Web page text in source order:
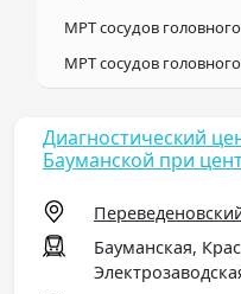
МРТ сосудов
МРТ сосудов
Диагностический
Бауманской при
Бауманская,